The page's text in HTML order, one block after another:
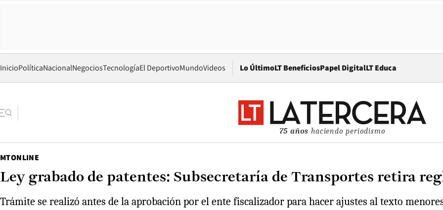
InicioPolíticaNacionalNegociosTecnologíaEl DeportivoMundoVideos Lo ÚltimoLT BeneficiosPapel DigitalOpens in new window
LT Educa
75 años haciendo periodismo
MTONLINE
Ley grabado de patentes: Subsecretaría de Transportes retira
Trámite se realizó antes de la aprobación por el ente fiscalizador para hacer ajustes al texto